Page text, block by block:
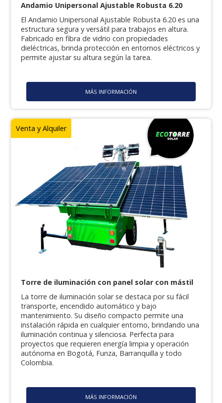
Andamio Unipersonal Ajustable Robusta 6.20
El Andamio Unipersonal Ajustable Robusta 6.20 es una
estructura segura y versátil para trabajos en altura.
Fabricado en fibra de vidrio con propiedades
dieléctricas, brinda protección en entornos eléctricos y
permite ajustar su altura según la tarea.
MÁS INFORMACIÓN
Venta y Alquiler
Torre de iluminación con panel solar con mástil
La torre de iluminación solar se destaca por su fácil
transporte, encendido automático y bajo
mantenimiento. Su diseño compacto permite una
instalación rápida en cualquier entorno, brindando una
iluminación continua y silenciosa. Perfecta para
proyectos que requieren energía limpia y operación
autónoma en Bogotá, Funza, Barranquilla y todo
Colombia.
MÁS INFORMACIÓN